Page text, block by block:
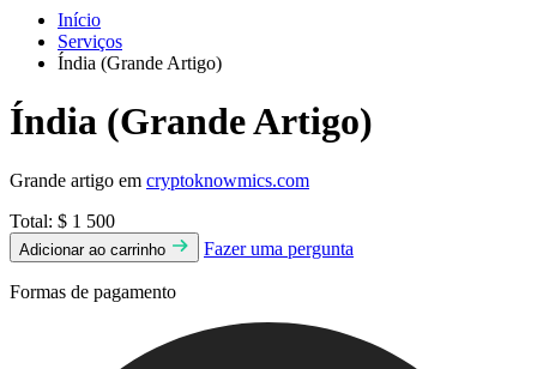
Início
Serviços
Índia (Grande Artigo)
Índia (Grande Artigo)
Grande artigo em cryptoknowmics.com
Total: $ 1 500
Adicionar ao carrinho Fazer uma pergunta
Formas de pagamento